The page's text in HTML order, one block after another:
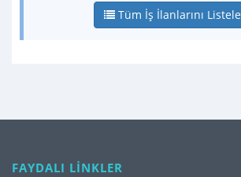
Tüm İş İlanlarını Listele
FAYDALI LİNKLER